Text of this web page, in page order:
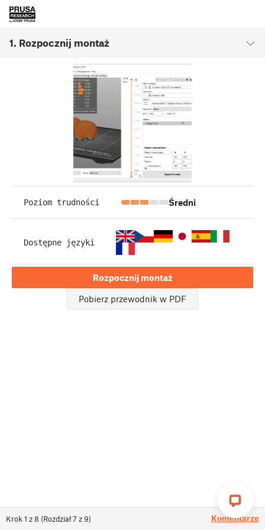
1. Rozpocznij montaż
Krok 1 z8 (Rozdział7 z9) Komentarze
Poziom trudności Średni
Dostępne języki
Rozpocznij montaż
Pobierz przewodnik w PDF